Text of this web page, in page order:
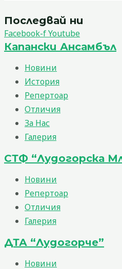
Последвай ни
Facebook-fYoutube
Капански Ансамбъл
Новини
История
Репертоар
Отличия
За Нас
Галерия
СТФ “Лудогорска
Новини
Репертоар
Отличия
Галерия
ДТА “Лудогорче”
Новини